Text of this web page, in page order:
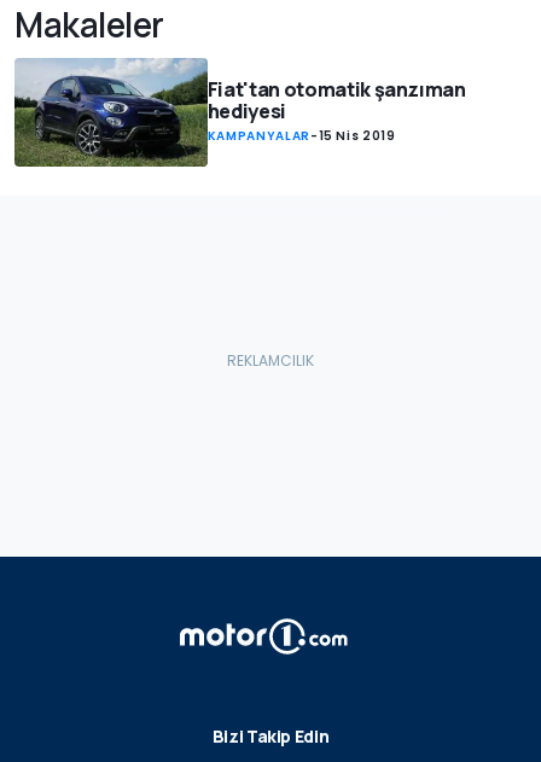
Makaleler
Fiat'tan otomatik şanzıman
hediyesi
KAMPANYALAR -15 Nis 2019
Bizi Takip Edin